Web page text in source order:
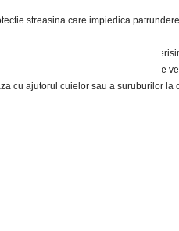
streasina care impiedica
cand in locul elementului de
al tiglelor, asigura intrarea aerului de
cu ajutorul cuielor sau a suruburilor la